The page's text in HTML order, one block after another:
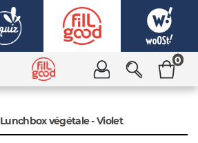
0
Lunchbox végétale - Violet